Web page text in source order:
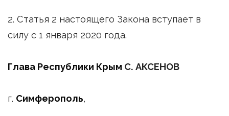
2. Статья 2 настоящего Закона вступает в
силу с 1 января 2020 года.
Глава Республики Крым С. АКСЕНОВ
г. Симферополь,